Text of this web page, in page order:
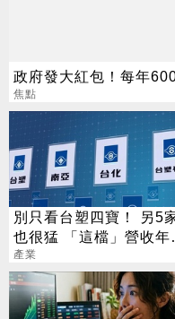
政府發大紅包！每年
焦點
別只看台塑四寶！ 另5
也很猛 「這檔」營收年
衝7倍
產業